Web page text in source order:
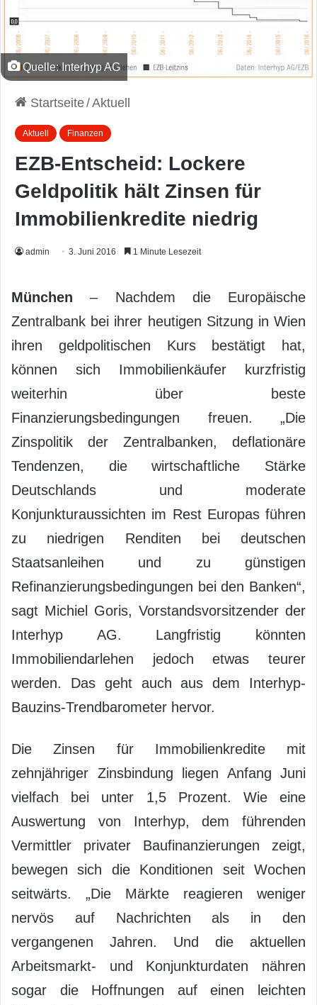
Quelle: Interhyp AG
Startseite/Aktuell
Aktuell Finanzen
EZB-Entscheid: Lockere
Geldpolitik hält Zinsen für
Immobilienkredite niedrig
admin 3. Juni 2016 1 Minute Lesezeit
München – Nachdem die Europäische
Zentralbank bei ihrer heutigen Sitzung in Wien
ihren geldpolitischen Kurs bestätigt hat,
können sich Immobilienkäufer kurzfristig
weiterhin über beste
Finanzierungsbedingungen freuen. „Die
Zinspolitik der Zentralbanken, deflationäre
Tendenzen, die wirtschaftliche Stärke
Deutschlands und moderate
Konjunkturaussichten im Rest Europas führen
zu niedrigen Renditen bei deutschen
Staatsanleihen und zu günstigen
Refinanzierungsbedingungen bei den Banken“,
sagt Michiel Goris, Vorstandsvorsitzender der
Interhyp AG. Langfristig könnten
Immobiliendarlehen jedoch etwas teurer
werden. Das geht auch aus dem Interhyp-
Bauzins-Trendbarometer hervor.
Die Zinsen für Immobilienkredite mit
zehnjähriger Zinsbindung liegen Anfang Juni
vielfach bei unter 1,5 Prozent. Wie eine
Auswertung von Interhyp, dem führenden
Vermittler privater Baufinanzierungen zeigt,
bewegen sich die Konditionen seit Wochen
seitwärts. „Die Märkte reagieren weniger
nervös auf Nachrichten als in den
vergangenen Jahren. Und die aktuellen
Arbeitsmarkt- und Konjunkturdaten nähren
sogar die Hoffnungen auf einen leichten